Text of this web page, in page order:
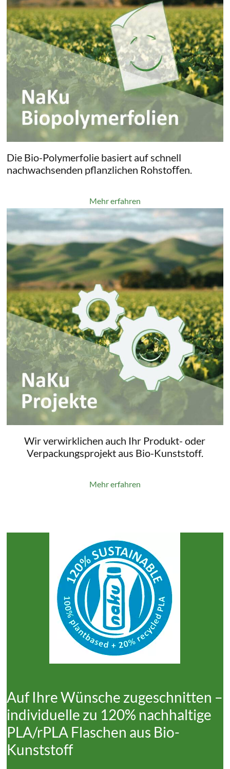
Die Bio-Polymerfolie basiert auf schnell
nachwachsenden pflanzlichen Rohstoﬀen.
Mehr erfahren
Wir verwirklichen auch Ihr Produkt- oder
Verpackungsprojekt aus Bio-Kunststoff.
Mehr erfahren
Auf Ihre Wünsche zugeschnitten –
individuelle zu 120% nachhaltige
PLA/rPLA Flaschen aus Bio-
Kunststoff